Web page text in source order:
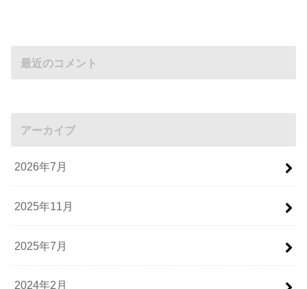
最近のコメント
アーカイブ
2026年7月
2025年11月
2025年7月
2024年2月